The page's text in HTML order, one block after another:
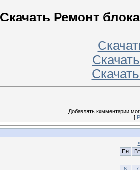
Скачать Ремонт
Добавлять комментарии
[
«
Пн
Вт
6
7